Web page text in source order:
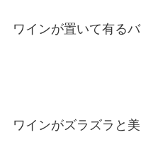
ワインが置いて有るバ
ワインがズラズラと